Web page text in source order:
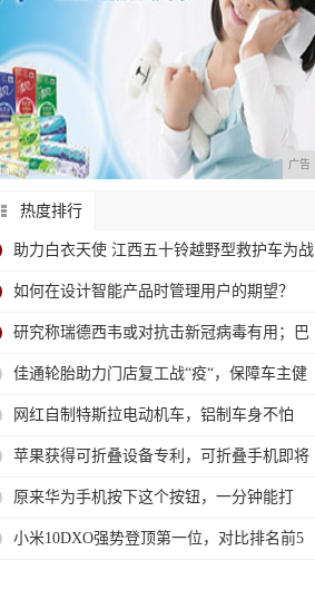
广告
热度排行
助力白衣天使 江西五十铃越野型救护车为战
疫
如何在设计智能产品时管理用户的期望？
研究称瑞德西韦或对抗击新冠病毒有用；巴
菲特
佳通轮胎助力门店复工战“疫“，保障车主健
康
网红自制特斯拉电动机车，铝制车身不怕
砸，帅
苹果获得可折叠设备专利，可折叠手机即将
研制
原来华为手机按下这个按钮，一分钟能打
400
小米10DXO强势登顶第一位，对比排名前5